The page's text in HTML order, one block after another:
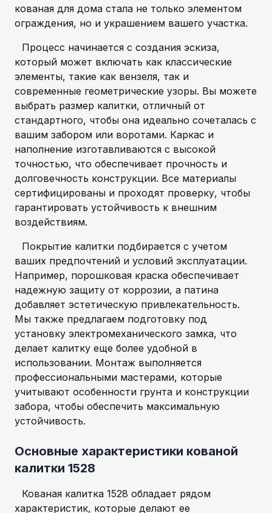
кованая для дома стала не только элементом
ограждения, но и украшением вашего участка.
Процесс начинается с создания эскиза,
который может включать как классические
элементы, такие как вензеля, так и
современные геометрические узоры. Вы можете
выбрать размер калитки, отличный от
стандартного, чтобы она идеально сочеталась с
вашим забором или воротами. Каркас и
наполнение изготавливаются с высокой
точностью, что обеспечивает прочность и
долговечность конструкции. Все материалы
сертифицированы и проходят проверку, чтобы
гарантировать устойчивость к внешним
воздействиям.
Покрытие калитки подбирается с учетом
ваших предпочтений и условий эксплуатации.
Например, порошковая краска обеспечивает
надежную защиту от коррозии, а патина
добавляет эстетическую привлекательность.
Мы также предлагаем подготовку под
установку электромеханического замка, что
делает калитку еще более удобной в
использовании. Монтаж выполняется
профессиональными мастерами, которые
учитывают особенности грунта и конструкции
забора, чтобы обеспечить максимальную
устойчивость.
Основные характеристики кованой
калитки 1528
Кованая калитка 1528 обладает рядом
характеристик, которые делают ее